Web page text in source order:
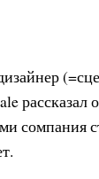
рассказал
сомпания